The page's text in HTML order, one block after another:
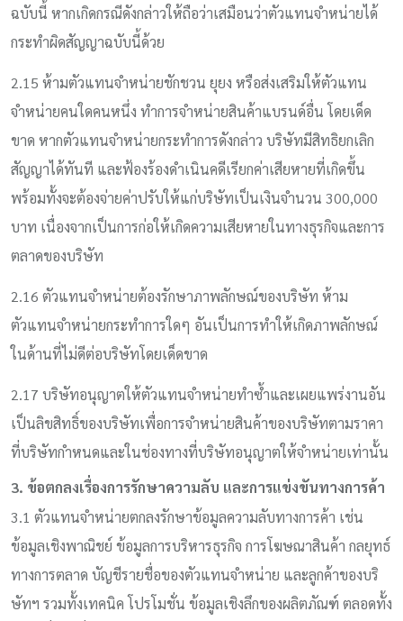
ฉบับนี้ หากเกิดกรณีดังกล่าวให้ถือว่าเสมือนว่าตัวแทนจำหน่ายได้
กระทำผิดสัญญาฉบับนี้ด้วย
2.15 ห้ามตัวแทนจำหน่ายชักชวน ยุยง หรือส่งเสริมให้ตัวแทน
จำหน่ายคนใดคนหนึ่ง ทำการจำหน่ายสินค้าแบรนด์อื่น โดยเด็ด
ขาด หากตัวแทนจำหน่ายกระทำการดังกล่าว บริษัทมีสิทธิยกเลิก
สัญญาได้ทันที และฟ้องร้องดำเนินคดีเรียกค่าเสียหายที่เกิดขึ้น
พร้อมทั้งจะต้องจ่ายค่าปรับให้แก่บริษัทเป็นเงินจำนวน 300,000
บาท เนื่องจากเป็นการก่อให้เกิดความเสียหายในทางธุรกิจและการ
ตลาดของบริษัท
2.16 ตัวแทนจำหน่ายต้องรักษาภาพลักษณ์ของบริษัท ห้าม
ตัวแทนจำหน่ายกระทำการใดๆ อันเป็นการทำให้เกิดภาพลักษณ์
ในด้านที่ไม่ดีต่อบริษัทโดยเด็ดขาด
2.17 บริษัทอนุญาตให้ตัวแทนจำหน่ายทำซ้ำและเผยแพร่งานอัน
เป็นลิขสิทธิ์ของบริษัทเพื่อการจำหน่ายสินค้าของบริษัทตามราคา
ที่บริษัทกำหนดและในช่องทางที่บริษัทอนุญาตให้จำหน่ายเท่านั้น
3. ข้อตกลงเรื่องการรักษาความลับ และการแข่งขันทางการค้า
3.1 ตัวแทนจำหน่ายตกลงรักษาข้อมูลความลับทางการค้า เช่น
ข้อมูลเชิงพาณิชย์ ข้อมูลการบริหารธุรกิจ การโฆษณาสินค้า กลยุทธ์
ทางการตลาด บัญชีรายชื่อของตัวแทนจำหน่าย และลูกค้าของบริ
ษัทฯ รวมทั้งเทคนิค โปรโมชั่น ข้อมูลเชิงลึกของผลิตภัณฑ์ ตลอดทั้ง